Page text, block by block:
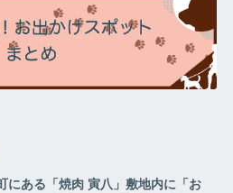
にある「焼肉 寅八」敷地内に「お